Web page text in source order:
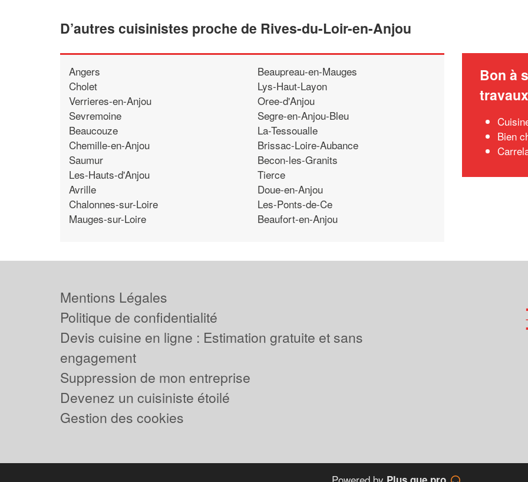
D’autres cuisinistes proche de Rives-du-Loir-en-Anjou
Angers
Cholet
Verrieres-en-Anjou
Sevremoine
Beaucouze
Chemille-en-Anjou
Saumur
Les-Hauts-d'Anjou
Avrille
Chalonnes-sur-Loire
Mauges-sur-Loire
Beaupreau-en-Mauges
Lys-Haut-Layon
Oree-d'Anjou
Segre-en-Anjou-Bleu
La-Tessoualle
Brissac-Loire-Aubance
Becon-les-Granits
Tierce
Doue-en-Anjou
Les-Ponts-de-Ce
Beaufort-en-Anjou
Bon à
travaux
Bien
Mentions Légales
Politique de confidentialité
Devis cuisine en ligne : Estimation gratuite et sans
engagement
Suppression de mon entreprise
Devenez un cuisiniste étoilé
Gestion des cookies